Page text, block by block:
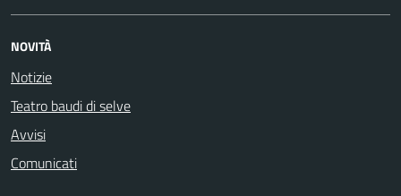
NOVITÀ
Notizie
Teatro baudi di selve
Avvisi
Comunicati